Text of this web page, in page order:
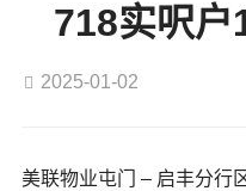
718实呎户
2025-01-02
美联物业屯门 – 启丰分行